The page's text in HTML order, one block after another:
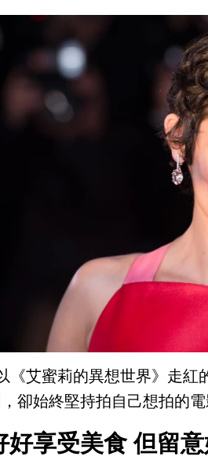
《艾蜜莉的異想世界》走紅
，卻始終堅持拍自己想拍的
好享受美食 但留